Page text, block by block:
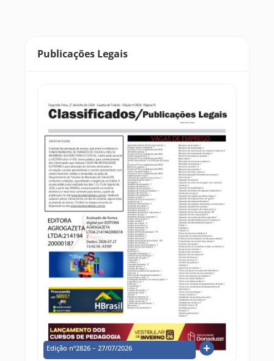
Publicações Legais
Edição nº2826 – 27/07/2026